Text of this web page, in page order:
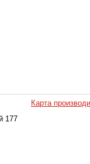
Карта
177